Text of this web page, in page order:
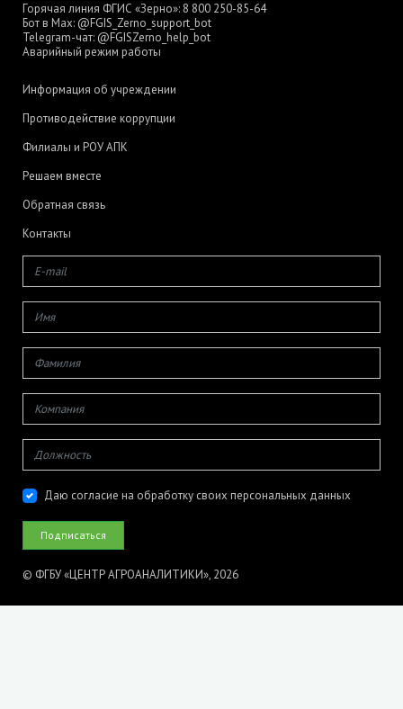
Горячая линия ФГИС «Зерно»: 8 800 250-85-64
Бот в Max: @FGIS_Zerno_support_bot
Telegram-чат: @FGISZerno_help_bot
Аварийный режим работы
Информация об учреждении
Противодействие коррупции
Филиалы и РОУ АПК
Решаем вместе
Обратная связь
Контакты
Даю согласие на обработку своих персональных данных
© ФГБУ «ЦЕНТР АГРОАНАЛИТИКИ», 2026